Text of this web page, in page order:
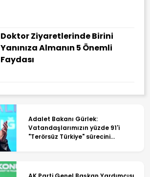
Doktor Ziyaretlerinde Birini
Yanınıza Almanın 5 Önemli
Faydası
Adalet Bakanı Gürlek:
Vatandaşlarımızın yüzde 91'i
"Terörsüz Türkiye" sürecini